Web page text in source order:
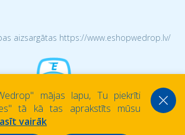
aizsargātas https://www.eshopwedrop.lv/
mājas lapu, Tu piekrīti
tā kā tas aprakstīts mūsu
vairāk